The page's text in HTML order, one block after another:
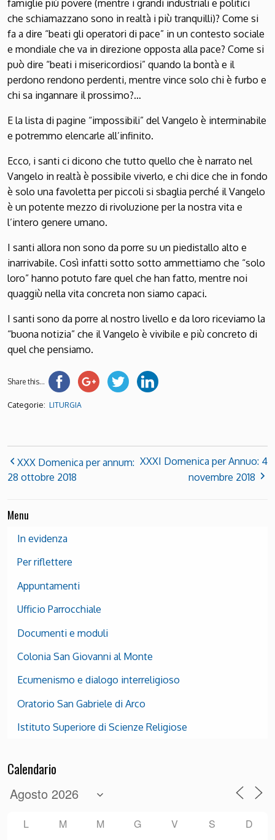
famiglie più povere (mentre i grandi industriali e politici
che schiamazzano sono in realtà i più tranquilli)? Come si
fa a dire “beati gli operatori di pace” in un contesto sociale
e mondiale che va in direzione opposta alla pace? Come si
può dire “beati i misericordiosi” quando la bontà e il
perdono rendono perdenti, mentre vince solo chi è furbo e
chi sa ingannare il prossimo?…
E la lista di pagine “impossibili” del Vangelo è interminabile
e potremmo elencarle all’infinito.
Ecco, i santi ci dicono che tutto quello che è narrato nel
Vangelo in realtà è possibile viverlo, e chi dice che in fondo
è solo una favoletta per piccoli si sbaglia perché il Vangelo
è un potente mezzo di rivoluzione per la nostra vita e
l’intero genere umano.
I santi allora non sono da porre su un piedistallo alto e
inarrivabile. Così infatti sotto sotto ammettiamo che “solo
loro” hanno potuto fare quel che han fatto, mentre noi
quaggiù nella vita concreta non siamo capaci.
I santi sono da porre al nostro livello e da loro riceviamo la
“buona notizia” che il Vangelo è vivibile e più concreto di
quel che pensiamo.
Share this...
Categorie: LITURGIA
XXX Domenica per annum:
28 ottobre 2018
XXXI Domenica per Annuo: 4
novembre 2018
Menu
In evidenza
Per riflettere
Appuntamenti
Ufficio Parrocchiale
Documenti e moduli
Colonia San Giovanni al Monte
Ecumenismo e dialogo interreligioso
Oratorio San Gabriele di Arco
Istituto Superiore di Scienze Religiose
Calendario
L M M G V S D